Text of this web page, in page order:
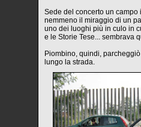
Sede del concerto un campo
nemmeno il miraggio di un
uno dei luoghi più in culo in
e le Storie Tese... sembrava
Piombino, quindi,
lungo la strada.